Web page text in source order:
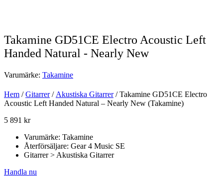
Takamine GD51CE Electro Acoustic Left
Handed Natural - Nearly New
Varumärke: Takamine
Hem /Gitarrer/Akustiska Gitarrer/ Takamine GD51CE Electro
Acoustic Left Handed Natural – Nearly New (Takamine)
5 891 kr
Varumärke: Takamine
Återförsäljare: Gear 4 Music SE
Gitarrer > Akustiska Gitarrer
Handla nu